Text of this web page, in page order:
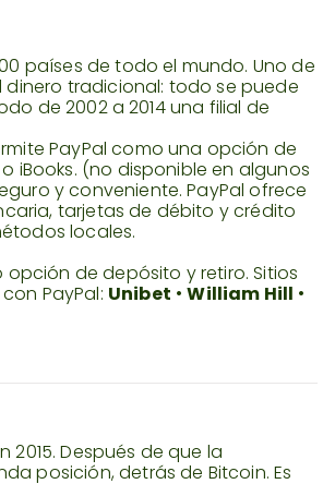
países de todo el mundo. Uno de
dinero tradicional: todo se puede
de 2002 a 2014 una filial de
PayPal como una opción de
iBooks. (no disponible en algunos
y conveniente. PayPal ofrece
tarjetas de débito y crédito
locales.
opción de depósito y retiro. Sitios
PayPal: Unibet •William Hill •
2015. Después de que la
posición, detrás de Bitcoin. Es